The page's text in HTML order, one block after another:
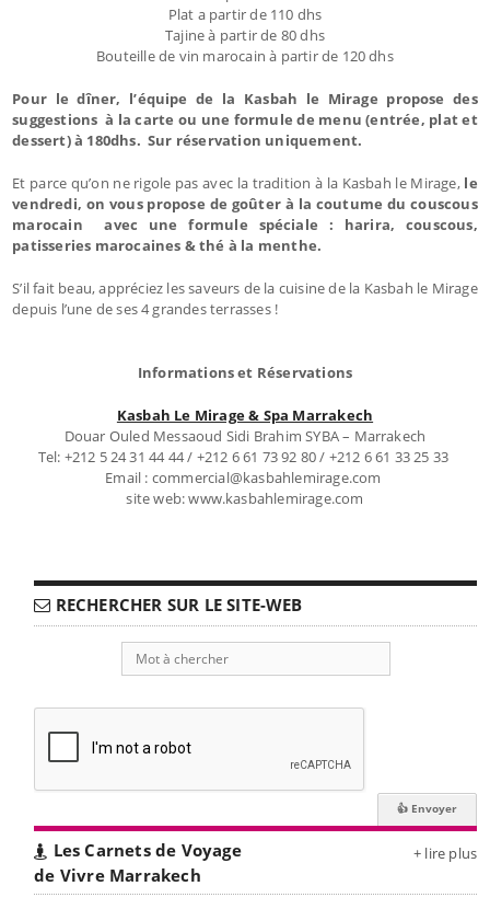
Plat a partir de 110 dhs
Tajine à partir de 80 dhs
Bouteille de vin marocain à partir de 120 dhs
Pour le dîner, l’équipe de la Kasbah le Mirage propose des
suggestions à la carte ou une formule de menu (entrée, plat et
dessert) à 180dhs. Sur réservation uniquement.
Et parce qu’on ne rigole pas avec la tradition à la Kasbah le Mirage, le
vendredi, on vous propose de goûter à la coutume du couscous
marocain avec une formule spéciale : harira, couscous,
patisseries marocaines & thé à la menthe.
S’il fait beau, appréciez les saveurs de la cuisine de la Kasbah le Mirage
depuis l’une de ses 4 grandes terrasses !
Informations et Réservations
Kasbah Le Mirage & Spa Marrakech
Douar Ouled Messaoud Sidi Brahim SYBA – Marrakech
Tel: +212 5 24 31 44 44 / +212 6 61 73 92 80 / +212 6 61 33 25 33
Email : commercial@kasbahlemirage.com
site web: www.kasbahlemirage.com
RECHERCHER SUR LE SITE-WEB
Les Carnets de Voyage
de Vivre Marrakech
+ lire plus